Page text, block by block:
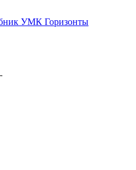
УМК Горизонты